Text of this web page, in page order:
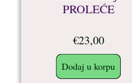
PROLEĆE
€23,00
Dodaj u korpu